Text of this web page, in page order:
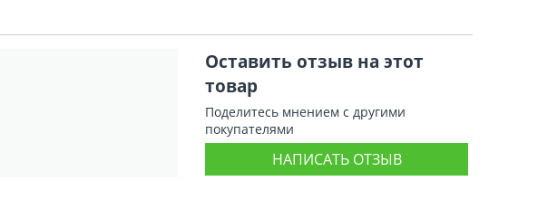
Оставить отзыв на этот
товар
Поделитесь мнением с другими
покупателями
НАПИСАТЬ ОТЗЫВ